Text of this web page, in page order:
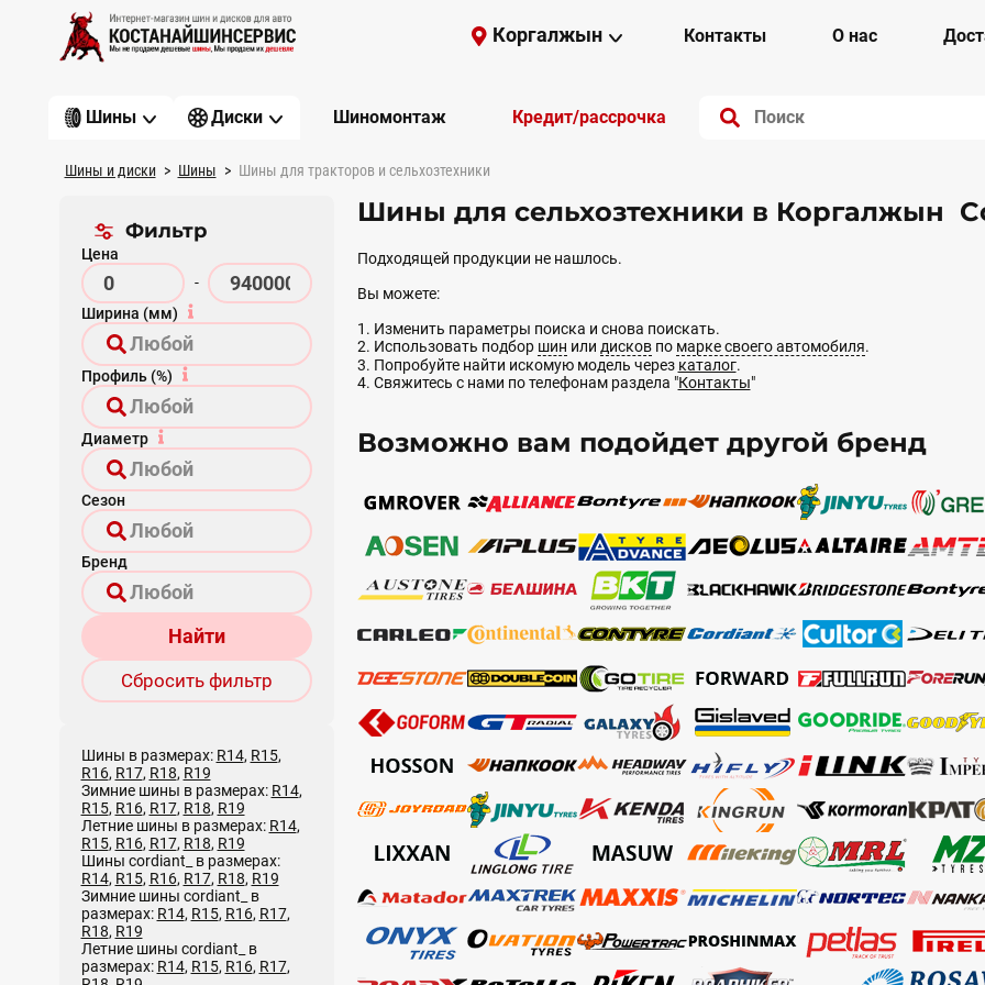
Коргалжын Контакты О нас
Шины Диски Шиномонтаж Кредит/рассрочка
Шины и диски Шины Шины для тракторов и сельхозтехники
Фильтр
Цена
-
Ширина (мм)
Профиль (%)
Диаметр
Сезон
Бренд
Найти
Сбросить фильтр
Шины в размерах: R14, R15,
R16, R17, R18, R19
Зимние шины в размерах: R14,
R15, R16, R17, R18, R19
Летние шины в размерах: R14,
R15, R16, R17, R18, R19
Шины cordiant_ в размерах:
R14, R15, R16, R17, R18, R19
Зимние шины cordiant_ в
размерах: R14, R15, R16, R17,
R18, R19
Летние шины cordiant_ в
размерах: R14, R15, R16, R17,
Шины для сельхозтехники в Коргалжын
Подходящей продукции не нашлось.
Вы можете:
1. Изменить параметры поиска и снова поискать.
2. Использовать подбор шин или дисковпо марке своего автомобиля.
3. Попробуйте найти искомую модель через каталог.
4. Свяжитесь с нами по телефонам раздела "Контакты"
Возможно вам подойдет другой бренд